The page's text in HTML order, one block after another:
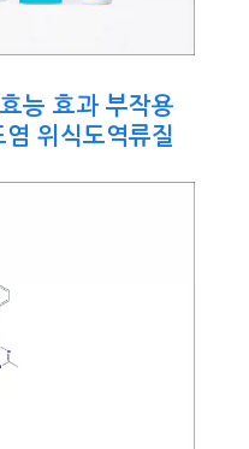
능 효과 부작용
위식도역류질